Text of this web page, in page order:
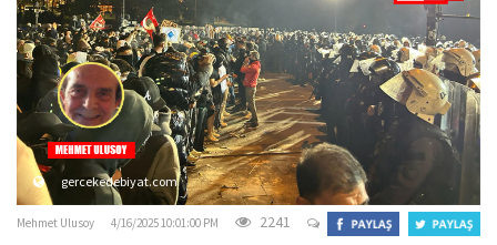
gercekedebiyat.com
Mehmet Ulusoy 4/16/2025 10:01:00 PM 2241